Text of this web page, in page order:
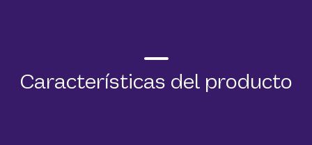
Características del producto